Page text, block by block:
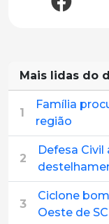
Mais lidas do
1
Família
região
2
Defesa
3
Ciclone
Oeste de